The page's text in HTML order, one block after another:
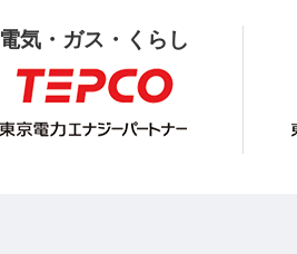
電気・ガス・くらし